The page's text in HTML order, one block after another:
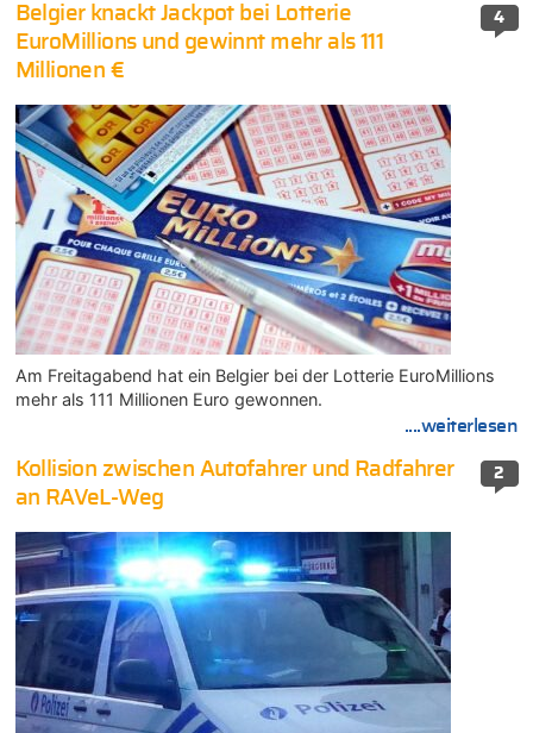
4
Belgier knackt Jackpot bei Lotterie
EuroMillions und gewinnt mehr als 111
Millionen €
Am Freitagabend hat ein Belgier bei der Lotterie EuroMillions
mehr als 111 Millionen Euro gewonnen.
....weiterlesen
2
Kollision zwischen Autofahrer und Radfahrer
an RAVeL-Weg